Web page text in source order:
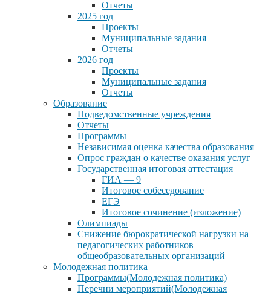
Отчеты
2025 год
Проекты
Муниципальные задания
Отчеты
2026 год
Проекты
Муниципальные задания
Отчеты
Образование
Подведомственные учреждения
Отчеты
Программы
Независимая оценка качества образования
Опрос граждан о качестве оказания услуг
Государственная итоговая аттестация
ГИА — 9
Итоговое собеседование
ЕГЭ
Итоговое сочинение (изложение)
Олимпиады
Снижение бюрократической нагрузки на
педагогических работников
общеобразовательных организаций
Молодежная политика
Программы(Молодежная политика)
Перечни мероприятий(Молодежная